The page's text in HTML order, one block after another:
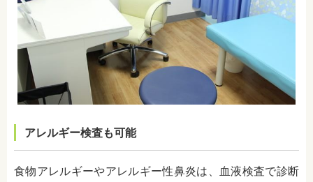
アレルギー検査も可能
食物アレルギーやアレルギー性鼻炎は、血液検査で診断